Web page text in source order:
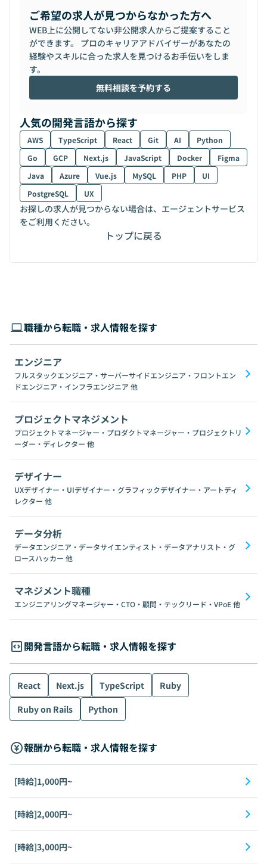
ご希望の求人が見つからなかった方へ
WEB上に公開してない非公開求人からご提案すること
ができます。 プロのキャリアアドバイザーがあなたの
経験やスキルに合った求人を見つけるお手伝いをしま
す。
無料相談を予約する
人気の開発言語から探す
AWS TypeScript React Git AI
Python
Go
GCP Next.js JavaScript Docker
Figma
Java
Azure Vue.js MySQL PHP
UI
PostgreSQL
UX
お探しの求人が見つからない場合は、エージェントサービス
をご利用ください。
トップに戻る
職種から転職・求人情報を探す
エンジニア
フルスタックエンジニア・サーバーサイドエンジニア・フロントエン
ドエンジニア・インフラエンジニア 他
プロジェクトマネジメント
プロジェクトマネージャー・プロダクトマネージャー・プロジェクトリ
ーダー・ディレクター 他
デザイナー
UXデザイナー・UIデザイナー・グラフィックデザイナー・アートディ
レクター 他
データ分析
データエンジニア・データサイエンティスト・データアナリスト・グ
ロースハッカー 他
マネジメント職種
エンジニアリングマネージャー・CTO・顧問・テックリード・VPoE他
開発言語から転職・求人情報を探す
React Next.js TypeScript
Ruby
Ruby on Rails
Python
報酬から転職・求人情報を探す
[時給]1,000円~
[時給]2,000円~
[時給]3,000円~